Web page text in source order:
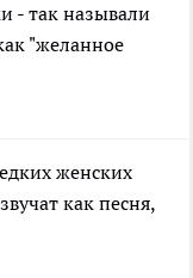
- так называли
"желанное
женских
как песня,